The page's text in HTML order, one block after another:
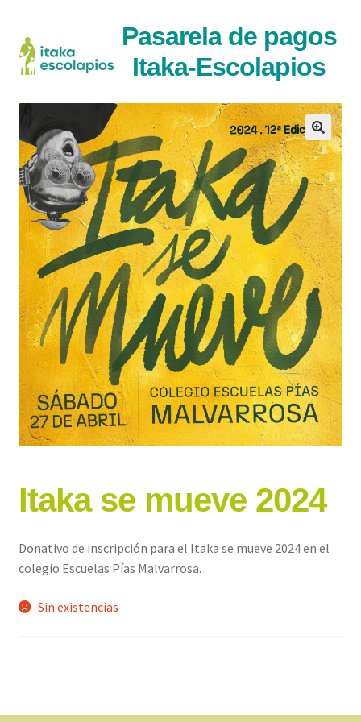
a
la
al
contenido
Pasarela de pagos
Itaka-Escolapios
Itaka se mueve 2024
Donativo de inscripción para el Itaka se mueve 2024 en el
colegio Escuelas Pías Malvarrosa.
Sin existencias